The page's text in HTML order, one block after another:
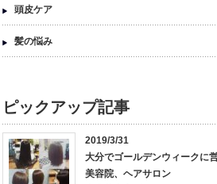
頭皮ケア
髪の悩み
ピックアップ記事
2019/3/31
大分でゴールデンウィークに
美容院、ヘアサロン